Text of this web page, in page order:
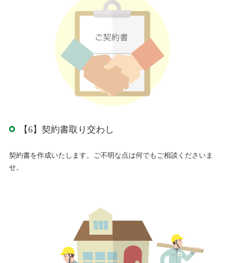
【6】契約書取り交わし
契約書を作成いたします。ご不明な点は何でもご相談くださいま
せ。